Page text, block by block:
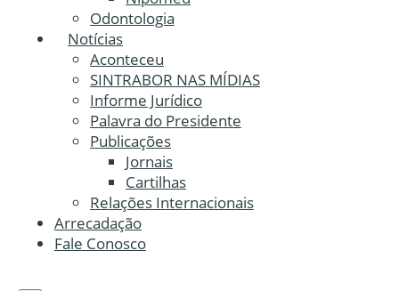
Odontologia
Notícias
Aconteceu
SINTRABOR NAS MÍDIAS
Informe Jurídico
Palavra do Presidente
Publicações
Jornais
Cartilhas
Relações Internacionais
Arrecadação
Fale Conosco